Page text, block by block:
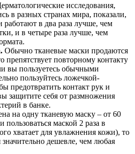
исследования,
в разных странах мира, показали,
работают в два раза лучше, чем
и в четыре раза лучше, чем
Обычно тканевые маски продаются
препятствует повторному контакту
вы пользуетесь обычными
пользуйтесь ложечкой-
предотвратить контакт рук и
защитите себя от размножения
в банке.
на одну тканевую маску – от 60
пользоваться маской 2 раза в
хватает для увлажнения кожи), то
значительно дешевле, чем любая